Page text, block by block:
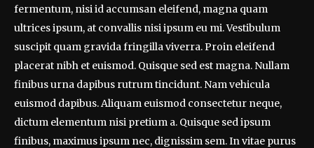
fermentum, nisi id accumsan eleifend, magna quam
ultrices ipsum, at convallis nisi ipsum eu mi. Vestibulum
suscipit quam gravida fringilla viverra. Proin eleifend
placerat nibh et euismod. Quisque sed est magna. Nullam
finibus urna dapibus rutrum tincidunt. Nam vehicula
euismod dapibus. Aliquam euismod consectetur neque,
dictum elementum nisi pretium a. Quisque sed ipsum
finibus, maximus ipsum nec, dignissim sem. In vitae purus